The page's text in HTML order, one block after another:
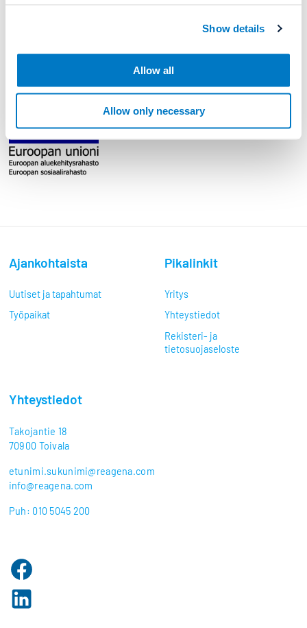
Show details
Allow all
Allow only necessary
Ajankohtaista
Uutiset ja tapahtumat
Työpaikat
Pikalinkit
Yritys
Yhteystiedot
Rekisteri- ja
tietosuojaseloste
Yhteystiedot
Takojantie 18
70900 Toivala
etunimi.sukunimi@reagena.com
info@reagena.com
Puh: 010 5045 200